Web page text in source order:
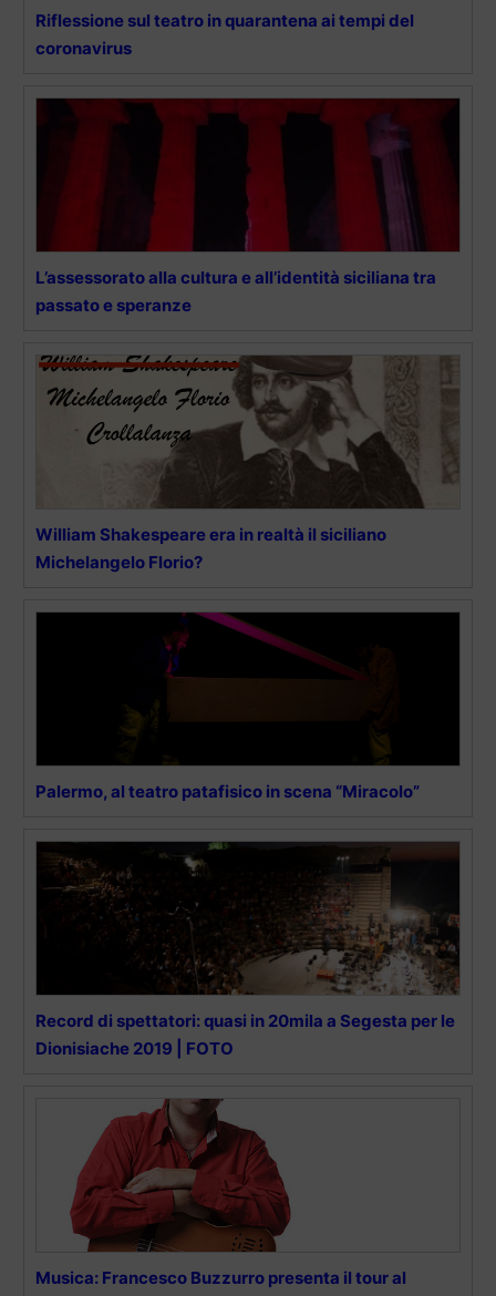
Riflessione sul teatro in quarantena ai tempi del
coronavirus
L’assessorato alla cultura e all’identità siciliana tra
passato e speranze
William Shakespeare era in realtà il siciliano
Michelangelo Florio?
Palermo, al teatro patafisico in scena “Miracolo”
Record di spettatori: quasi in 20mila a Segesta per le
Dionisiache 2019 | FOTO
Musica: Francesco Buzzurro presenta il tour al